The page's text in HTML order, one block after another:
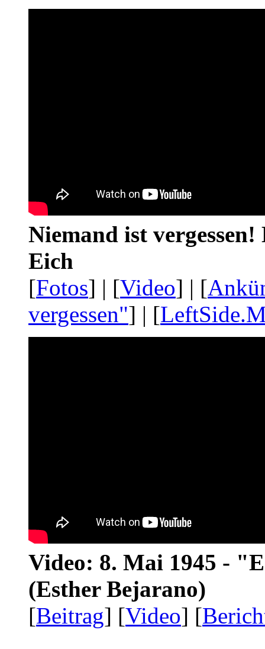
Niemand ist
Eich
[Fotos] | [Video] | [
vergessen"] | [
Video: 8. Mai 1945 -
(Esther Bejarano)
[Beitrag] [Video] [